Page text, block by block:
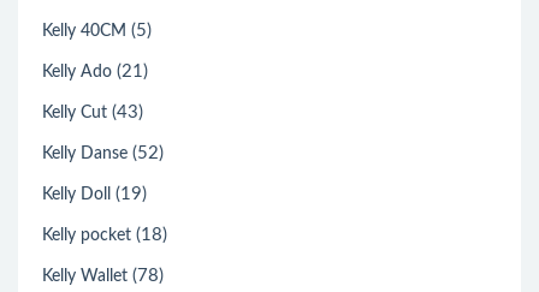
Kelly 40CM (5)
Kelly Ado (21)
Kelly Cut (43)
Kelly Danse (52)
Kelly Doll (19)
Kelly pocket (18)
Kelly Wallet (78)